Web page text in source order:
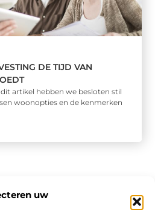
uw
DE TIJD VAN
artikel hebben we besloten stil
woonopties en de kenmerken